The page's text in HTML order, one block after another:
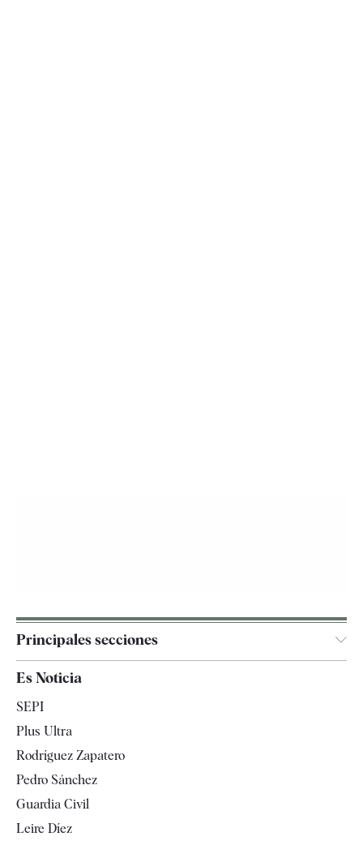
Principales secciones
Televisión
Es Noticia
SEPI
Plus Ultra
Rodríguez Zapatero
Pedro Sánchez
Guardia Civil
Leire Díez